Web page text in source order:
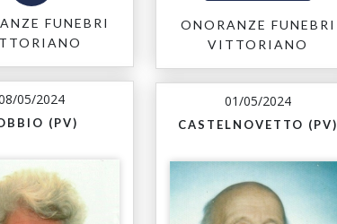
FUNEBRI
ONORANZE FUNEBRI
VITTORIANO
05/2024
(PV)
01/05/2024
CASTELNOVETTO (PV)